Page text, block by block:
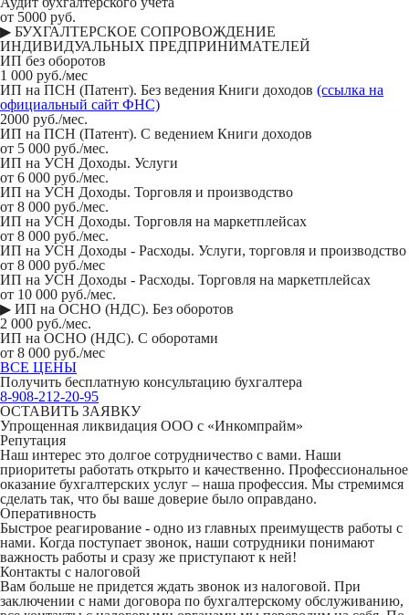
от 5000 руб.
▶ БУХГАЛТЕРСКОЕ СОПРОВОЖДЕНИЕ
ИНДИВИДУАЛЬНЫХ ПРЕДПРИНИМАТЕЛЕЙ
ИП без оборотов
1 000 руб./мес
ИП на ПСН (Патент). Без ведения Книги доходов (ссылка на
официальный сайт ФНС)
2000 руб./мес.
ИП на ПСН (Патент). С ведением Книги доходов
от 5 000 руб./мес.
ИП на УСН Доходы. Услуги
от 6 000 руб./мес.
ИП на УСН Доходы. Торговля и производство
от 8 000 руб./мес.
ИП на УСН Доходы. Торговля на маркетплейсах
от 8 000 руб./мес.
ИП на УСН Доходы - Расходы. Услуги, торговля и производство
от 8 000 руб./мес
ИП на УСН Доходы - Расходы. Торговля на маркетплейсах
от 10 000 руб./мес.
▶ ИП на ОСНО (НДС). Без оборотов
2 000 руб./мес.
ИП на ОСНО (НДС). С оборотами
от 8 000 руб./мес
ВСЕ ЦЕНЫ
Получить бесплатную консультацию бухгалтера
8-908-212-20-95
ОСТАВИТЬ ЗАЯВКУ
Упрощенная ликвидация ООО с «Инкомпрайм»
Репутация
Наш интерес это долгое сотрудничество с вами. Наши
приоритеты работать открыто и качественно. Профессиональное
оказание бухгалтерских услуг – наша профессия. Мы стремимся
сделать так, что бы ваше доверие было оправдано.
Оперативность
Быстрое реагирование - одно из главных преимуществ работы с
нами. Когда поступает звонок, наши сотрудники понимают
важность работы и сразу же приступают к ней!
Контакты с налоговой
Вам больше не придется ждать звонок из налоговой. При
заключении с нами договора по бухгалтерскому обслуживанию,